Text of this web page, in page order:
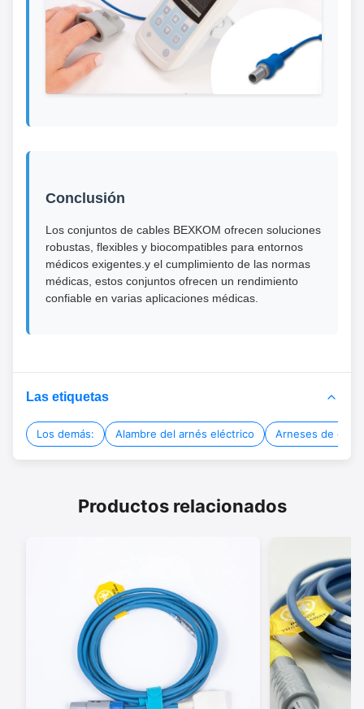
Conclusión
Los conjuntos de cables BEXKOM ofrecen soluciones
robustas, flexibles y biocompatibles para entornos
médicos exigentes.y el cumplimiento de las normas
médicas, estos conjuntos ofrecen un rendimiento
confiable en varias aplicaciones médicas.
Las etiquetas
Los demás: Alambre del arnés eléctrico Arneses de
Productos relacionados